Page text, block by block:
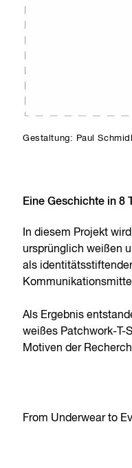
Gestaltung: Paul Schmidl
Eine Geschichte in 8
In diesem Projekt
ursprünglich weißen
als
Als Ergebnis
weißes Patchwork-T-
Motiven der
From Underwear to